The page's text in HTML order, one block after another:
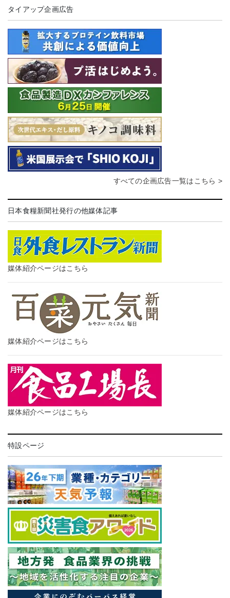
タイアップ企画広告
すべての企画広告一覧はこちら >
日本食糧新聞社発行の他媒体記事
媒体紹介ページはこちら
媒体紹介ページはこちら
媒体紹介ページはこちら
特設ページ